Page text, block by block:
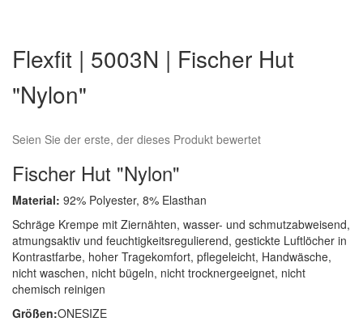
der
Bildergalerie
springen
Flexfit | 5003N | Fischer Hut
"Nylon"
Seien Sie der erste, der dieses Produkt bewertet
Fischer Hut "Nylon"
Material: 92% Polyester, 8% Elasthan
Schräge Krempe mit Ziernähten, wasser- und schmutzabweisend,
atmungsaktiv und feuchtigkeitsregulierend, gestickte Luftlöcher in
Kontrastfarbe, hoher Tragekomfort, pflegeleicht, Handwäsche,
nicht waschen, nicht bügeln, nicht trocknergeeignet, nicht
chemisch reinigen
Größen:ONESIZE